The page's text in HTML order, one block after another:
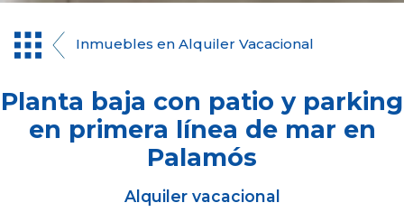
Inmuebles en Alquiler Vacacional
Planta baja con patio y parking
en primera línea de mar en
Palamós
Alquiler vacacional